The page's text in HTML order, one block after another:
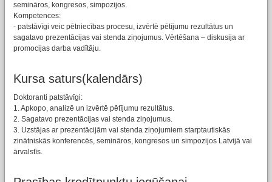
semināros, kongresos, simpozijos.
Kompetences:
- patstāvīgi veic pētniecības procesu, izvērtē pētījumu rezultātus un
sagatavo prezentācijas vai stenda ziņojumus. Vērtēšana – diskusija ar
promocijas darba vadītāju.
Kursa saturs(kalendārs)
Doktoranti patstāvīgi:
1. Apkopo, analizē un izvērtē pētījumu rezultātus.
2. Sagatavo prezentācijas vai stenda ziņojumus.
3. Uzstājas ar prezentācijām vai stenda ziņojumiem starptautiskās
zinātniskās konferencēs, semināros, kongresos un simpozijos Latvijā vai
ārvalstīs.